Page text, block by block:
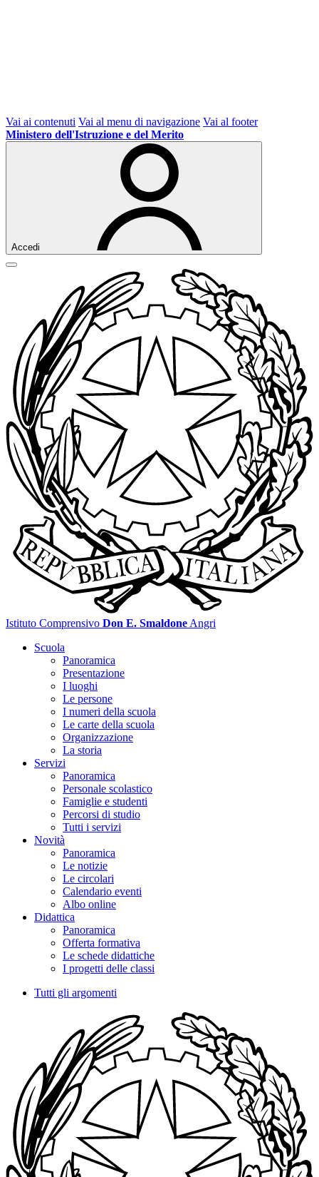
Vai ai contenuti Vai al menu di navigazione Vai al footer
Ministero dell'Istruzione e del Merito
Accedi
Istituto Comprensivo Don E. Smaldone Angri
Scuola
Panoramica
Presentazione
I luoghi
Le persone
I numeri della scuola
Le carte della scuola
Organizzazione
La storia
Servizi
Panoramica
Personale scolastico
Famiglie e studenti
Percorsi di studio
Tutti i servizi
Novità
Panoramica
Le notizie
Le circolari
Calendario eventi
Albo online
Didattica
Panoramica
Offerta formativa
Le schede didattiche
I progetti delle classi
Tutti gli argomenti